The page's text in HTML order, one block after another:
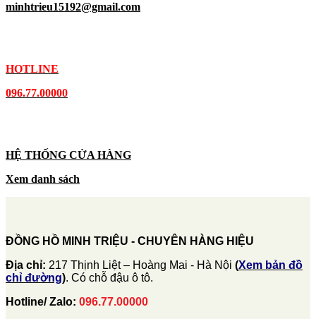
minhtrieu15192@gmail.com
HOTLINE
096.77.00000
HỆ THỐNG CỬA HÀNG
Xem danh sách
ĐỒNG HỒ MINH TRIỆU - CHUYÊN HÀNG HIỆU
Địa chỉ: 217 Thịnh Liệt – Hoàng Mai - Hà Nội (Xem bản đồ
chỉ đường). Có chỗ đậu ô tô.
Hotline/ Zalo: 096.77.00000